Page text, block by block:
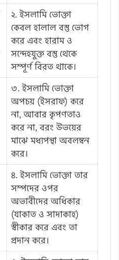
২. ইসলামি ভোক্তা
কেবল হালাল বস্তু ভোগ
করে এবং হারাম ও
সন্দেহযুক্ত বস্তু থেকে
সম্পূর্ণ বিরত থাকে।
৩. ইসলামি ভোক্তা
অপচয় (ইসরাফ) করে
না, আবার কৃপণতাও
করে না, বরং উভয়ের
মাঝে মধ্যপন্থা অবলম্বন
করে।
৪. ইসলামি ভোক্তা তার
সম্পদের ওপর
অভাবীদের অধিকার
(যাকাত ও সাদাকাহ)
স্বীকার করে এবং তা
প্রদান করে।